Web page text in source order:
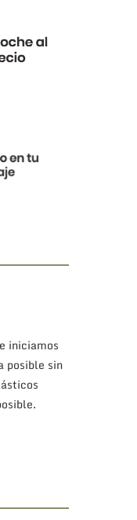
iniciamos
posible sin